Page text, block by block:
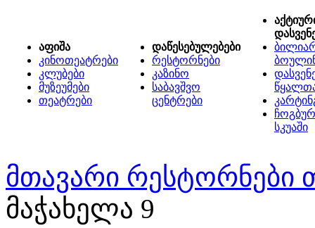
აფიშა
კინოთეატრები
კლუბები
მუზეუმები
თეატრები
დაწესებულებები
რესტორნები
კაზინო
საბავშვო
ცენტრები
სკუაში
მთავარი რესტორნები
მაჭახელა 9